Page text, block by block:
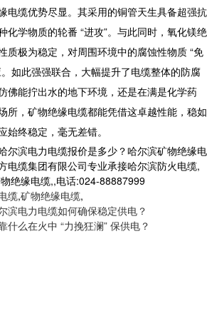
电缆优势尽显。其采用的铜管天生具备超强抗
化学物质的轮番 “进攻”。与此同时，氧化镁绝
质极为稳定，对周围环境中的腐蚀性物质 “免
如此强强联合，大幅提升了电缆整体的防腐
佛能拧出水的地下环境，还是在满是化学药
所， 矿物绝缘电缆都能凭借这卓越性能，稳如
终稳定，毫无差错。
尔滨电力电缆报价是多少？哈尔滨矿物绝缘电
电缆集团有限公司专业承接哈尔滨防火电缆,
绝缘电缆,,电话:024-88887999
缆,矿物绝缘电缆,
滨电力电缆如何确保稳定供电？
什么在火中 “力挽狂澜” 保供电？